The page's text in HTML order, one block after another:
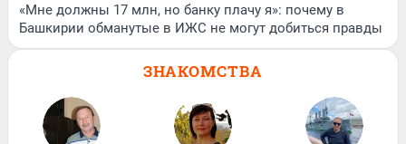
«Мне должны 17 млн, но банку плачу я»: почему в
Башкирии обманутые в ИЖС не могут добиться правды
ЗНАКОМСТВА